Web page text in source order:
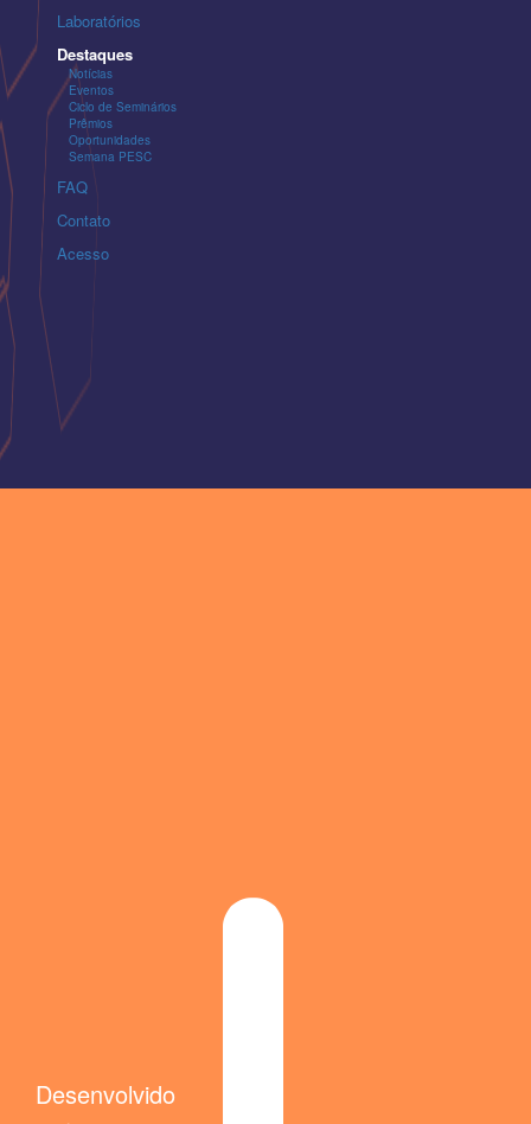
Laboratórios
Destaques
Notícias
Eventos
Ciclo de Seminários
Prêmios
Oportunidades
Semana PESC
FAQ
Contato
Acesso
Desenvolvido